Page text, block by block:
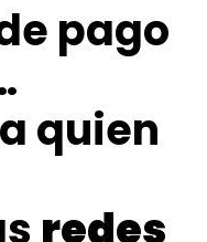
pago
quien
redes